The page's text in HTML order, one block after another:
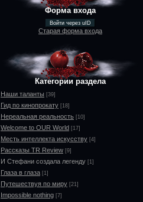
Форма входа
Войти через uID
Старая форма входа
Категории раздела
Наши таланты [39]
Гид по кинопрокату [18]
Нереальная реальность [10]
Welcome to OUR World [17]
Месть интеллекта искусству [4]
Рассказы TR Review [9]
И Стефани создала легенду [1]
Глаза в глаза [1]
Путешествуя по миру [21]
Impossible nothing [7]